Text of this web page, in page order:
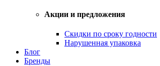
Акции и предложения
Скидки по сроку годности
Нарушенная упаковка
Блог
Бренды